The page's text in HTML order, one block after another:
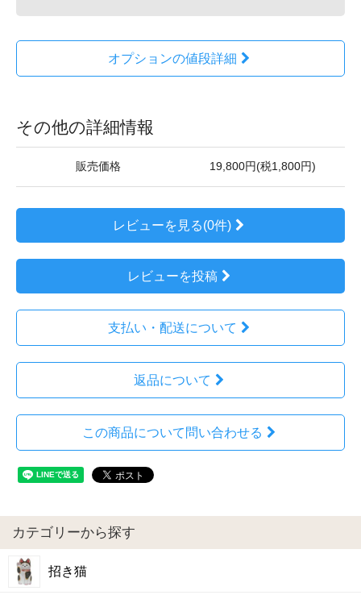
オプションの値段詳細
その他の詳細情報
販売価格 19,800円(税1,800円)
レビューを見る(0件)
レビューを投稿
支払い・配送について
返品について
この商品について問い合わせる
カテゴリーから探す
招き猫